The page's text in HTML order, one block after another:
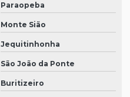
Paraopeba
Monte Sião
Jequitinhonha
São João da Ponte
Buritizeiro